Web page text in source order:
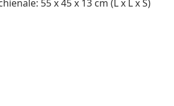
55 x 45 x 13 cm (L x L x S)